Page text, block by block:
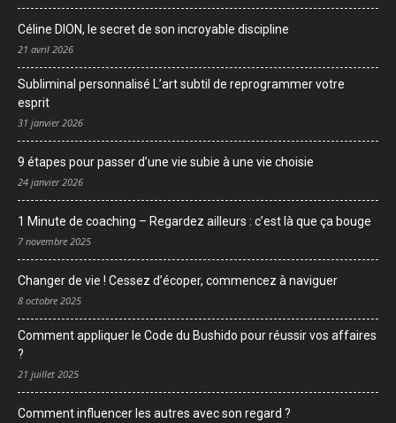
Céline DION, le secret de son incroyable discipline
21 avril 2026
Subliminal personnalisé L’art subtil de reprogrammer votre
esprit
31 janvier 2026
9 étapes pour passer d’une vie subie à une vie choisie
24 janvier 2026
1 Minute de coaching – Regardez ailleurs : c’est là que ça bouge
7 novembre 2025
Changer de vie ! Cessez d’écoper, commencez à naviguer
8 octobre 2025
Comment appliquer le Code du Bushido pour réussir vos affaires
?
21 juillet 2025
Comment influencer les autres avec son regard ?